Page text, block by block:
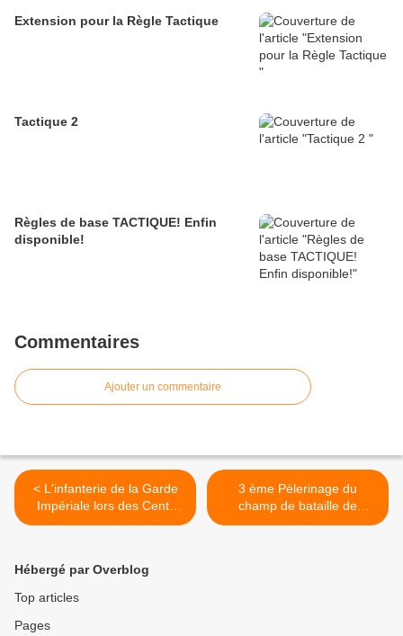
Extension pour la Règle Tactique
Tactique 2
Règles de base TACTIQUE! Enfin
disponible!
Commentaires
Ajouter un commentaire
< L'infanterie de la Garde
Impériale lors des Cent-
jours 1815
3 ème Pèlerinage du
champ de bataille de
Waterloo >
Hébergé par Overblog
Top articles
Pages